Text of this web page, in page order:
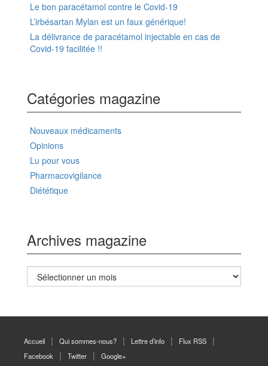
Le bon paracétamol contre le Covid-19
L’irbésartan Mylan est un faux générique!
La délivrance de paracétamol injectable en cas de
Covid-19 facilitée !!
Catégories magazine
Nouveaux médicaments
Opinions
Lu pour vous
Pharmacovigilance
Diététique
Archives magazine
Archives
magazine
Accueil Qui sommes-nous? Lettre d’info
Flux RSS
Facebook
Twitter Google+